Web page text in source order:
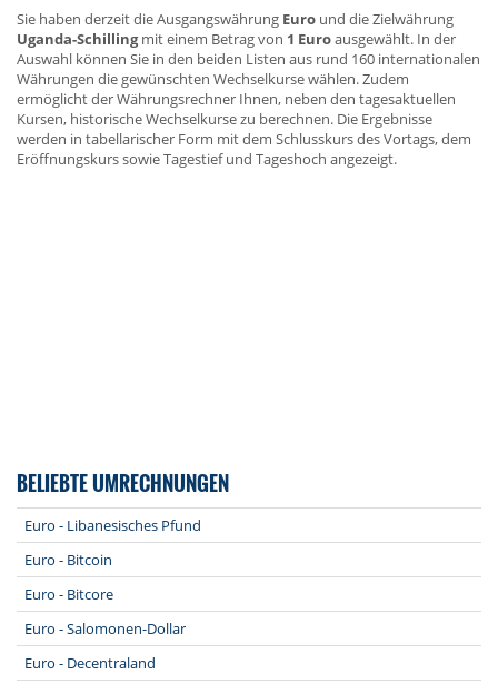
Sie haben derzeit die Ausgangswährung Euro und die Zielwährung
Uganda-Schillingmit einem Betrag von 1 Euroausgewählt. In der
Auswahl können Sie in den beiden Listen aus rund 160 internationalen
Währungen die gewünschten Wechselkurse wählen. Zudem
ermöglicht der Währungsrechner Ihnen, neben den tagesaktuellen
Kursen, historische Wechselkurse zu berechnen. Die Ergebnisse
werden in tabellarischer Form mit dem Schlusskurs des Vortags, dem
Eröffnungskurs sowie Tagestief und Tageshoch angezeigt.
BELIEBTE UMRECHNUNGEN
Euro - Libanesisches Pfund
Euro - Bitcoin
Euro - Bitcore
Euro - Salomonen-Dollar
Euro - Decentraland